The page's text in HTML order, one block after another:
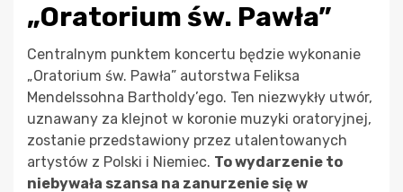
„Oratorium św. Pawła”
Centralnym punktem koncertu będzie wykonanie
„Oratorium św. Pawła” autorstwa Feliksa
Mendelssohna Bartholdy’ego. Ten niezwykły utwór,
uznawany za klejnot w koronie muzyki oratoryjnej,
zostanie przedstawiony przez utalentowanych
artystów z Polski i Niemiec. To wydarzenie to
niebywała szansa na zanurzenie się w